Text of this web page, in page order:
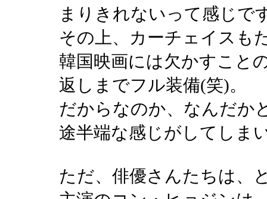
まりきれないって感じで
その上、カーチェイスも
韓国映画には欠かすこと
返しまでフル装備(笑)。
だからなのか、なんだか
途半端な感じがしてしま
ただ、俳優さんたちは、